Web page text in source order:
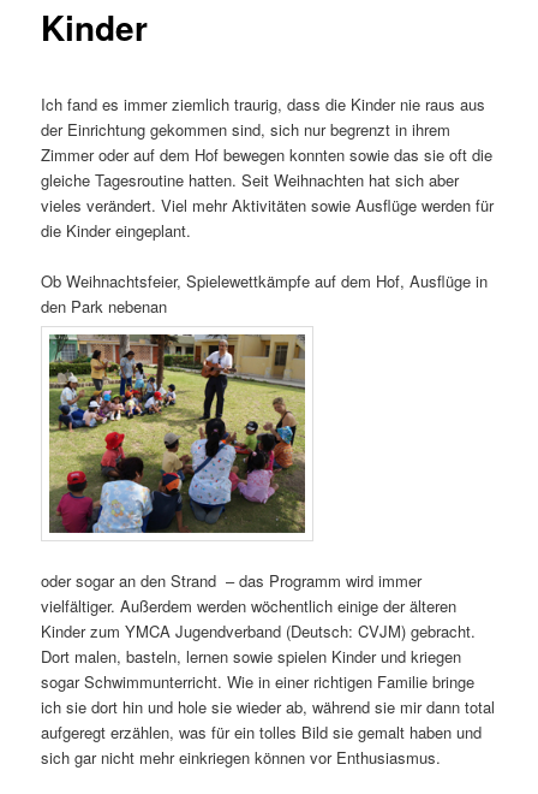
Kinder
Ich fand es immer ziemlich traurig, dass die Kinder nie raus aus
der Einrichtung gekommen sind, sich nur begrenzt in ihrem
Zimmer oder auf dem Hof bewegen konnten sowie das sie oft die
gleiche Tagesroutine hatten. Seit Weihnachten hat sich aber
vieles verändert. Viel mehr Aktivitäten sowie Ausflüge werden für
die Kinder eingeplant.
Ob Weihnachtsfeier, Spielewettkämpfe auf dem Hof, Ausflüge in
den Park nebenan
oder sogar an den Strand – das Programm wird immer
vielfältiger. Außerdem werden wöchentlich einige der älteren
Kinder zum YMCA Jugendverband (Deutsch: CVJM) gebracht.
Dort malen, basteln, lernen sowie spielen Kinder und kriegen
sogar Schwimmunterricht. Wie in einer richtigen Familie bringe
ich sie dort hin und hole sie wieder ab, während sie mir dann total
aufgeregt erzählen, was für ein tolles Bild sie gemalt haben und
sich gar nicht mehr einkriegen können vor Enthusiasmus.